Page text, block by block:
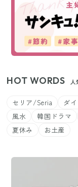
HOT WORDS 人
セリア/Seria ダ
風水
韓国ドラマ
夏休み
お土産